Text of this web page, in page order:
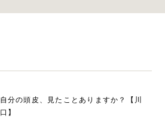
自分の頭皮、見たことありますか？【川
口】